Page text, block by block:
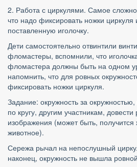
2. Работа с циркулями. Самое
что надо фиксировать ножки циркуля
поставленную иголочку.
Дети самостоятельно отвинтили
фломастеры, вспомнили, что
фломастера должны быть на одном
напомнить, что для ровных
фиксировать ножки циркуля.
Задание: окружность за
по кругу, другим участникам,
изображения (может быть,
животное).
Сережа рычал на непослушный
наконец, окружность не вышла